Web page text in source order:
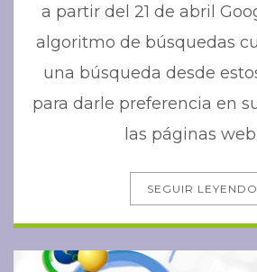
a partir del 21 de abril
algoritmo de búsquedas
una búsqueda desde
para darle preferencia en
las páginas
SEGUIR LEYENDO